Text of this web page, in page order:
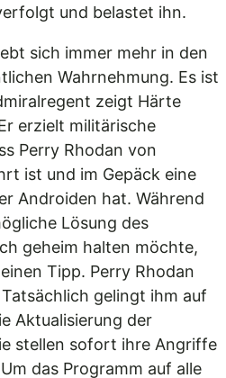
und belastet ihn.
sich immer mehr in den
Wahrnehmung. Es ist
zeigt Härte
erzielt militärische
Perry Rhodan von
ist und im Gepäck eine
Androiden hat. Während
Lösung des
geheim halten möchte,
Tipp. Perry Rhodan
gelingt ihm auf
Aktualisierung der
stellen sofort ihre Angriffe
das Programm auf alle